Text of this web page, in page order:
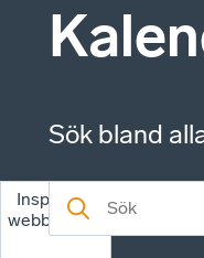
Sök bland
Inspelade
webbinarier
Kommande
evenemang